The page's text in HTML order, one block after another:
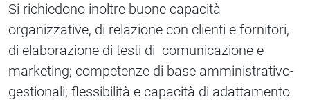
Si richiedono inoltre buone capacità
organizzative, di relazione con clienti e fornitori,
di elaborazione di testi di comunicazione e
marketing; competenze di base amministrativo-
gestionali; flessibilità e capacità di adattamento